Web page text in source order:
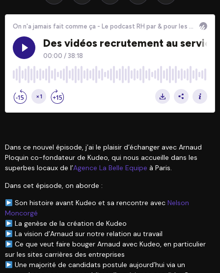
Dans ce nouvel épisode, j’ai le plaisir d’échanger avec Arnaud
Ploquin co-fondateur de Kudeo, qui nous accueille dans les
superbes locaux de l’Agence La Belle Equipe à Paris.
Dans cet épisode, on aborde :
Son histoire avant Kudeo et sa rencontre avec Nelson
Moncorgé
La genèse de la création de Kudeo
La vision d’Arnaud sur notre relation au travail
Ce que veut faire bouger Arnaud avec Kudeo, en particulier
sur les sites carrières des entreprises
Une majorité de candidats postule aujourd’hui via un